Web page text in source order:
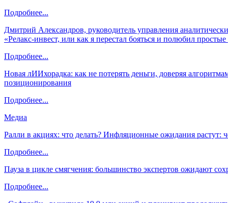
Подробнее...
Дмитрий Александров, руководитель управления
«Релакс-инвест, или как я перестал бояться и полюбил
Подробнее...
Новая лИИхорадка: как не потерять деньги, доверяя
позиционирования
Подробнее...
Медиа
Ралли в акциях: что делать? Инфляционные ожидания
Подробнее...
Пауза в цикле смягчения: большинство экспертов ожидают
Подробнее...